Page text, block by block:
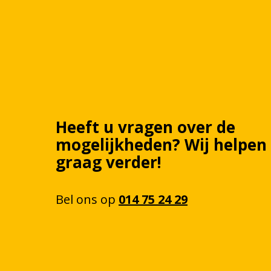
Heeft u vragen over de
mogelijkheden? Wij helpen
graag verder!
Bel ons op 014 75 24 29